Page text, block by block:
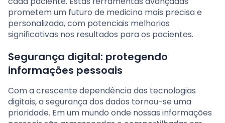
prometem um futuro de medicina mais precisa e
personalizada, com potenciais melhorias
significativas nos resultados para os pacientes.
Segurança digital: protegendo
informações pessoais
Com a crescente dependência das tecnologias
digitais, a segurança dos dados tornou-se uma
prioridade. Em um mundo onde nossas informações